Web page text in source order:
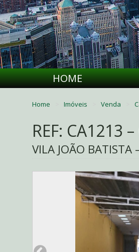
HOME
Home Imóveis Venda
REF: CA1213
VILA JOÃO BATISTA